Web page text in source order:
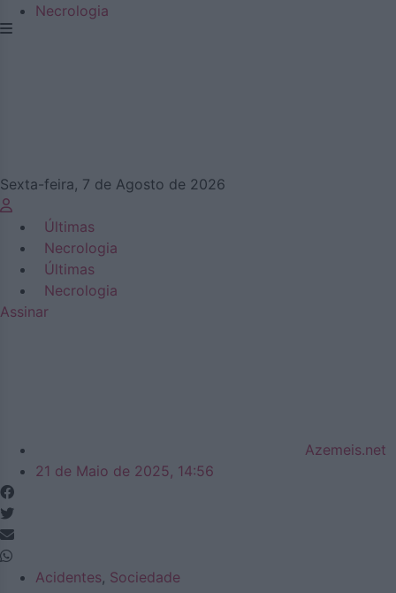
Necrologia
Sexta-feira, 7 de Agosto de 2026
Últimas
Necrologia
Últimas
Necrologia
Assinar
Azemeis.net
21 de Maio de 2025, 14:56
Acidentes, Sociedade